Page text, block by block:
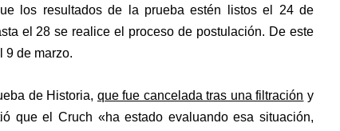
los resultados de la prueba estén listos el 24 de
el 28 se realice el proceso de postulación. De este
9 de marzo.
de Historia, que fue cancelada tras una filtración y
que el Cruch «ha estado evaluando esa situación,